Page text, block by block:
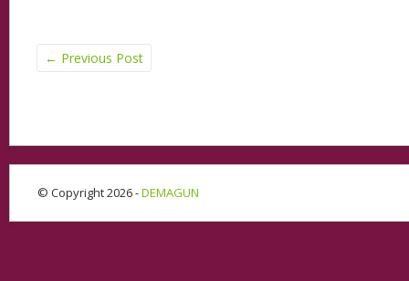
← Previous Post
© Copyright 2026 -DEMAGUN